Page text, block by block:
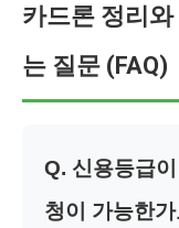
카드론 정리
는 질문 (FAQ)
Q. 신용등급
청이 가능한